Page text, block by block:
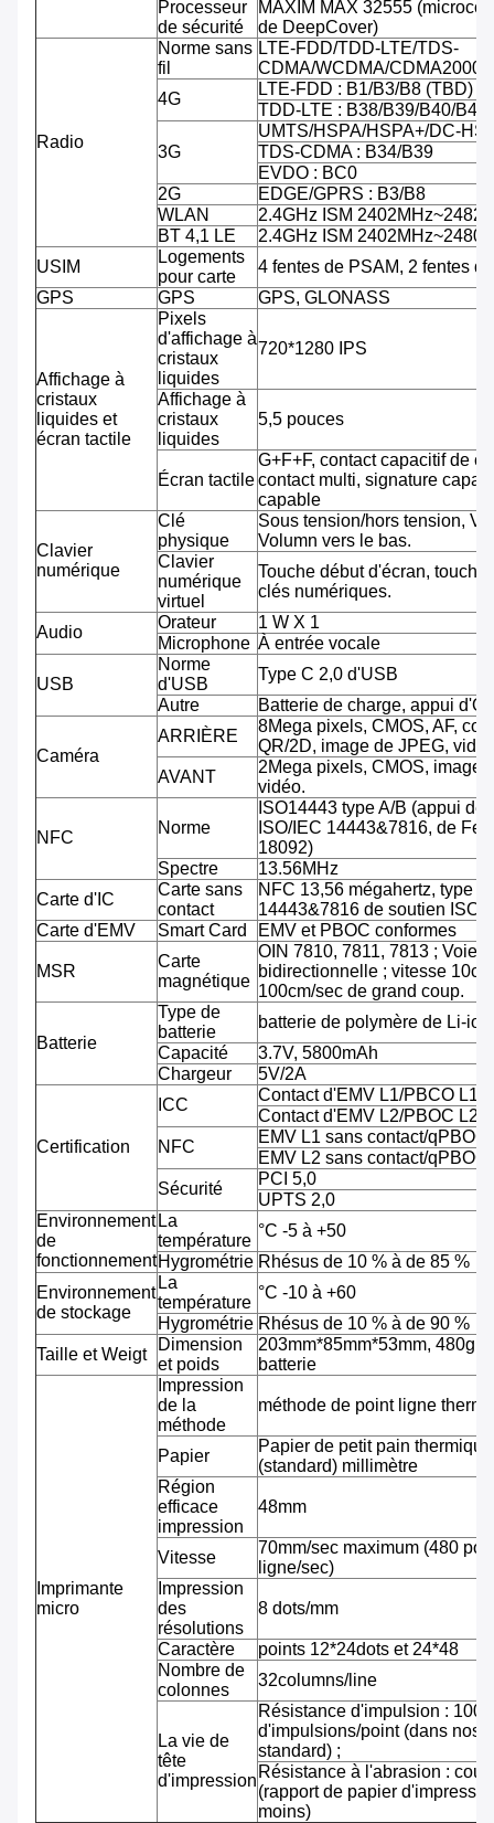
Processeur
de sécurité
MAXIM MAX 32555
de DeepCover)
Radio
Norme sans
fil
LTE-FDD/TDD-LTE/TDS-
CDMA/WCDMA/CDMA2000/
4G
LTE-FDD : B1/B3/B8 (TBD)
TDD-LTE : B38/B39/B40/B41
3G
UMTS/HSPA/HSPA+/DC-
TDS-CDMA : B34/B39
EVDO : BC0
2G
EDGE/GPRS : B3/B8
WLAN
2.4GHz ISM
BT 4,1 LE
2.4GHz ISM
USIM
Logements
pour carte
4 fentes de PSAM, 2 fentes
GPS
GPS GPS, GLONASS
Affichage à
cristaux
liquides et
écran tactile
Pixels
d'affichage à
cristaux
liquides
720*1280 IPS
Affichage à
cristaux
liquides
5,5 pouces
Écran tactile
G+F+F, contact capacitif de
contact multi, signature
capable
Clavier
numérique
Clé
physique
Sous tension/hors tension,
Volumn vers le bas.
Clavier
numérique
virtuel
Touche début d'écran, touche
clés numériques.
Audio
Orateur
1 W X 1
Microphone À entrée vocale
USB
Norme
d'USB
Type C 2,0 d'USB
Autre
Batterie de charge, appui
Caméra
ARRIÈRE
8Mega pixels, CMOS, AF,
QR/2D, image de JPEG,
AVANT
2Mega pixels, CMOS, image
vidéo.
NFC
Norme
ISO14443 type A/B (appui de
ISO/IEC 14443&7816, de
18092)
Spectre
13.56MHz
Carte d'IC
Carte sans
contact
NFC 13,56 mégahertz, type
14443&7816 de soutien ISO/
Carte d'EMV
Smart Card EMV et PBOC conformes
MSR
Carte
magnétique
OIN 7810, 7811, 7813 ; Voie
bidirectionnelle ; vitesse
100cm/sec de grand coup.
Batterie
Type de
batterie
batterie de polymère de Li-ion
Capacité
3.7V, 5800mAh
Chargeur
5V/2A
Certification
ICC
Contact d'EMV L1/PBCO L1
Contact d'EMV L2/PBOC L2
NFC
EMV L1 sans contact/qPBOC
EMV L2 sans contact/qPBOC
Sécurité
PCI 5,0
UPTS 2,0
Environnement
de
fonctionnement
La
température
°C -5 à +50
Hygrométrie Rhésus de 10 % à de 85 %
Environnement
de stockage
La
température
°C -10 à +60
Hygrométrie Rhésus de 10 % à de 90 %
Taille et Weigt
Dimension
et poids
203mm*85mm*53mm, 480g
batterie
Imprimante
micro
Impression
de la
méthode
méthode de point ligne
Papier
Papier de petit pain
(standard) millimètre
Région
efficace
impression
48mm
Vitesse
70mm/sec maximum (480
ligne/sec)
Impression
des
résolutions
8 dots/mm
Caractère
points 12*24dots et 24*48
Nombre de
colonnes
32columns/line
La vie de
tête
d'impression
Résistance d'impulsion : 100
d'impulsions/point (dans nos
standard) ;
Résistance à l'abrasion :
(rapport de papier
moins)